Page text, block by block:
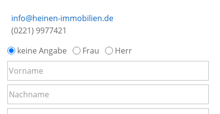
info@heinen-immobilien.de
(0221) 9977421
keine Angabe
Frau Herr